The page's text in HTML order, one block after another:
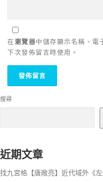
在瀏覽器中儲存顯示名稱、電
下次發佈留言時使用。
搜尋
近期文章
找九宮格【唐敞亮】近代域外《